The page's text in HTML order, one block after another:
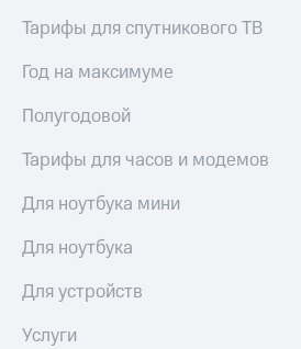
Описание
Еврооблигации-2023
Уведомление
о
погашении
облигаций
Другое
Реквизиты
развитие
На главную
Тарифы для спутникового ТВ
Год на максимуме
Полугодовой
Тарифы для часов и модемов
Для ноутбука мини
Для ноутбука
Для устройств
Услуги